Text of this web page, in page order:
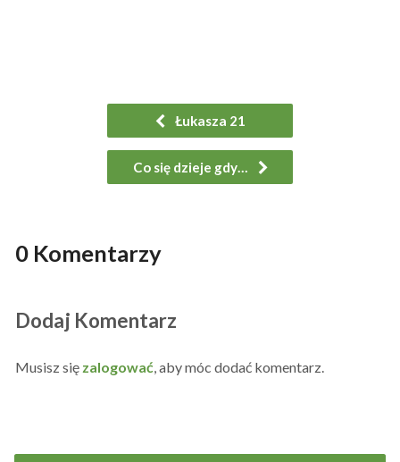
Łukasza 21
Co się dzieje gdy…
0 Komentarzy
Dodaj Komentarz
Musisz się zalogować , aby móc dodać komentarz.